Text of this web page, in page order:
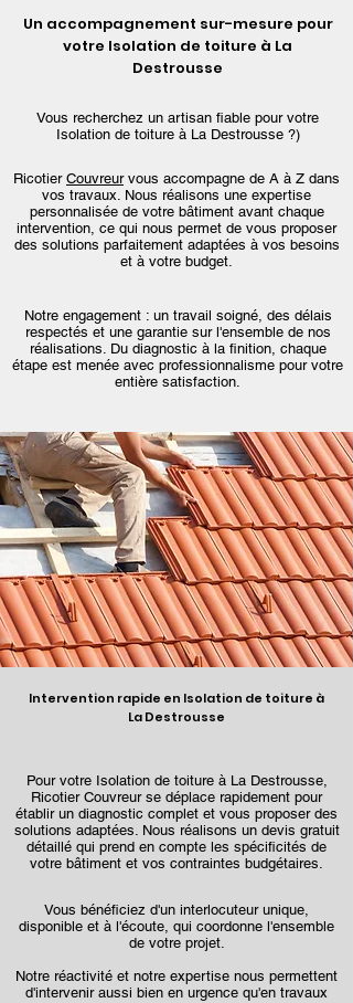
Un accompagnement sur-mesure pour
votre Isolation de toiture à La
Destrousse
Vous recherchez un artisan fiable pour votre
Isolation de toiture à La Destrousse ?)
Ricotier Couvreur vous accompagne de A à Z dans
vos travaux. Nous réalisons une expertise
personnalisée de votre bâtiment avant chaque
intervention, ce qui nous permet de vous proposer
des solutions parfaitement adaptées à vos besoins
et à votre budget.
Notre engagement : un travail soigné, des délais
respectés et une garantie sur l'ensemble de nos
réalisations. Du diagnostic à la finition, chaque
étape est menée avec professionnalisme pour votre
entière satisfaction.
Intervention rapide en Isolation de toiture à
La Destrousse
Pour votre Isolation de toiture à La Destrousse,
Ricotier Couvreur se déplace rapidement pour
établir un diagnostic complet et vous proposer des
solutions adaptées. Nous réalisons un devis gratuit
détaillé qui prend en compte les spécificités de
votre bâtiment et vos contraintes budgétaires.
Vous bénéficiez d'un interlocuteur unique,
disponible et à l'écoute, qui coordonne l'ensemble
de votre projet.
Notre réactivité et notre expertise nous permettent
d'intervenir aussi bien en urgence qu'en travaux